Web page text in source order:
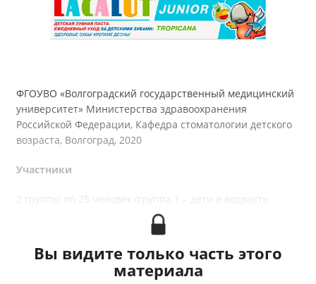
Выход
ФГОУВО «Волгоградский государственный медицинский
университет» Министерства здравоохранения
Российской Федерации, Кафедра стоматологии детского
возраста, Волгоград, 2020
Участники
2 группы по 25 человек (группа 1 – дети в возрасте
8‑10 лет; группа 2 - дети в возрасте 11‑14 лет).
Вы видите только часть этого
материала